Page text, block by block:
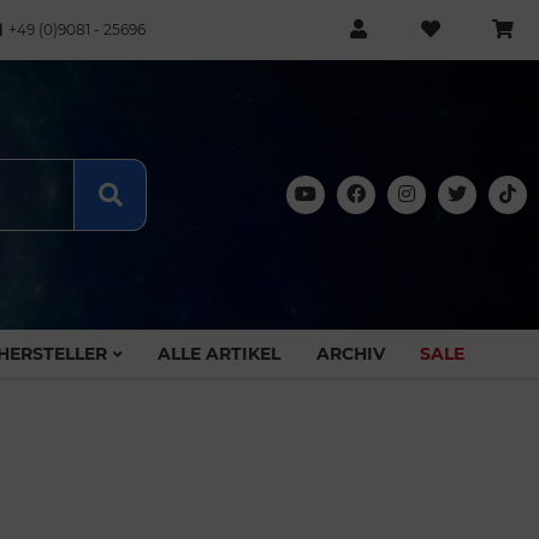
+49 (0)9081 - 25696
ALLE ARTIKEL ARCHIV SALE